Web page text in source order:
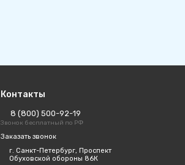
Контакты
8 (800) 500-92-19
Звонок бесплатный по РФ
Заказать звонок
г. Санкт-Петербург, Проспект
Обуховской обороны 86К